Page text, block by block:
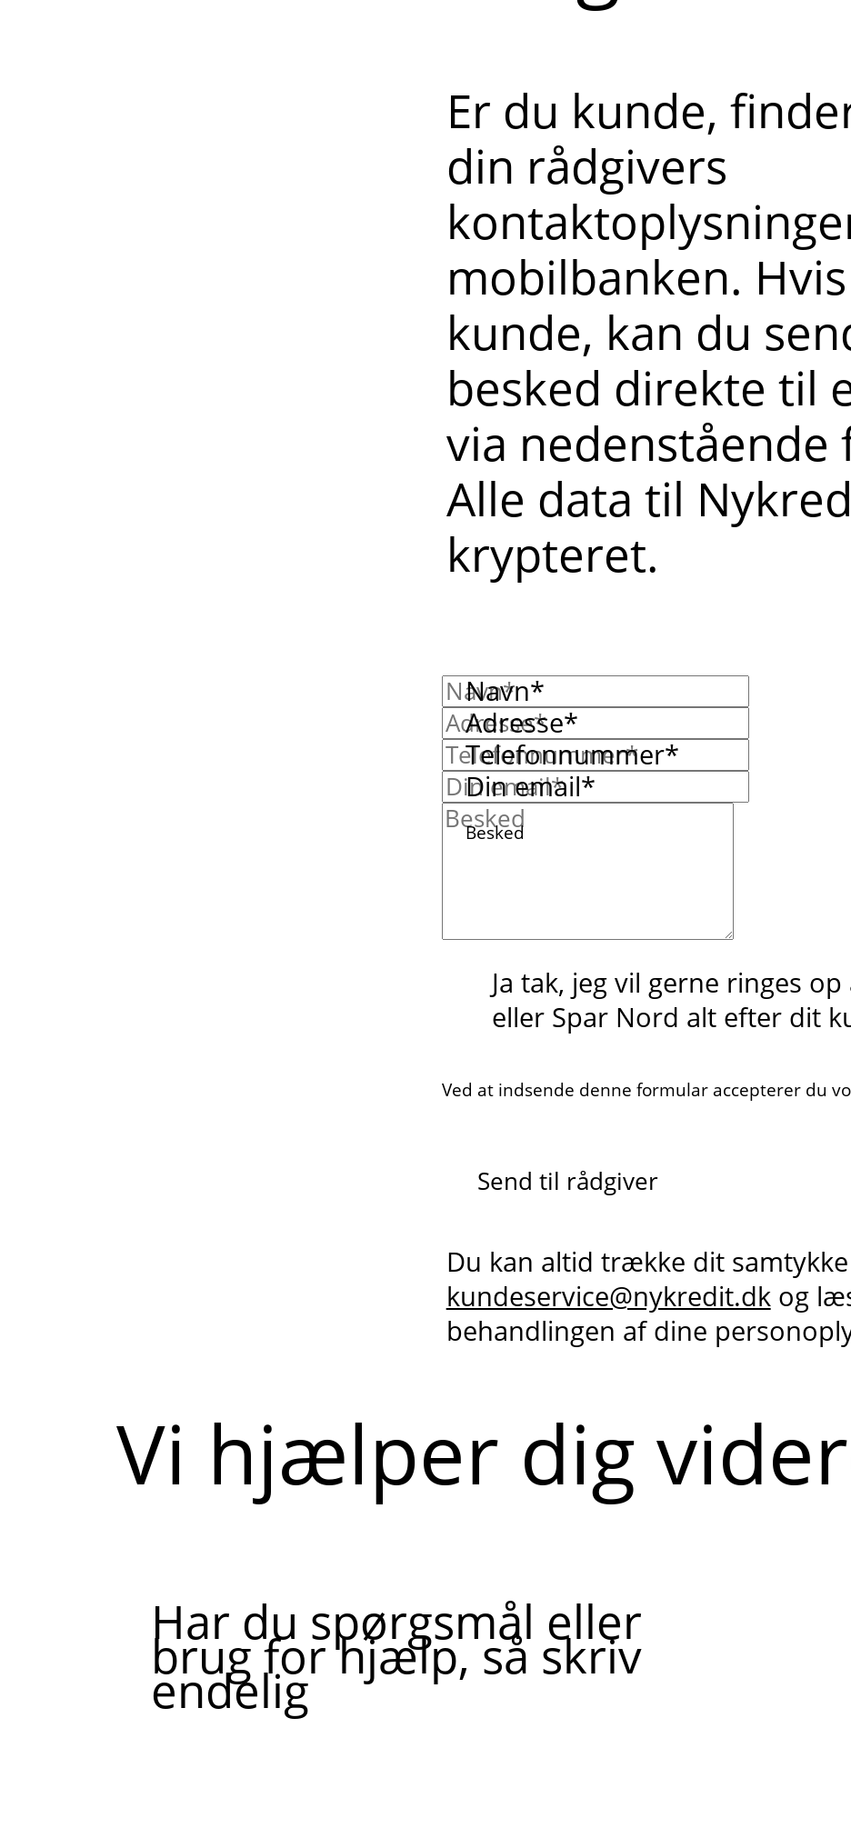
Er du kunde,
din rådgivers
mobilbanken.
kunde, kan du
besked direkte til
via nedenstående
Alle data til
krypteret.
Navn*
Adresse*
Telefonnummer*
Din email*
Besked
Ja tak, jeg vil gerne ringes
eller Spar Nord alt efter dit
Ved at indsende denne formular accepterer du
Send til rådgiver
Du kan altid trække dit
kundeservice@nykredit.dkog
behandlingen af dine
Vi hjælper dig
Har du spørgsmål eller
brug for hjælp, så skriv
endelig